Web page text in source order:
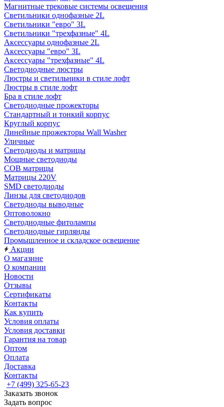
Магнитные трековые системы освещения
Светильники однофазные 2L
Светильники "евро" 3L
Светильники "трехфазные" 4L
Аксессуары однофазные 2L
Аксессуары "евро" 3L
Аксессуары "трехфазные" 4L
Светодиодные люстры
Люстры и светильники в стиле лофт
Люстры в стиле лофт
Бра в стиле лофт
Светодиодные прожекторы
Стандартный и тонкий корпус
Круглый корпус
Линейные прожекторы Wall Washer
Уличные
Светодиоды и матрицы
Мощные светодиоды
COB матрицы
Матрицы 220V
SMD светодиоды
Линзы для светодиодов
Светодиоды выводные
Оптоволокно
Светодиодные фитолампы
Светодиодные гирлянды
Промышленное и складское освещение
Акции
О магазине
О компании
Новости
Отзывы
Сертификаты
Контакты
Как купить
Условия оплаты
Условия доставки
Гарантия на товар
Оптом
Оплата
Доставка
Контакты
+7 (499) 325-65-23
Заказать звонок
Задать вопрос